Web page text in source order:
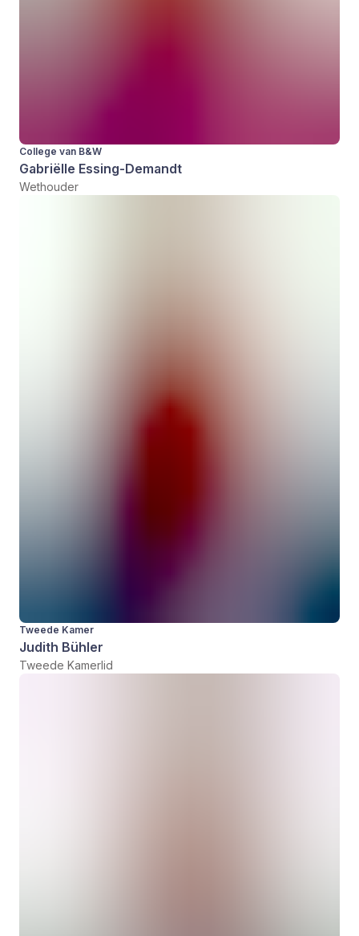
College van B&W
Gabriëlle Essing-Demandt
Wethouder
Tweede Kamer
Judith Bühler
Tweede Kamerlid